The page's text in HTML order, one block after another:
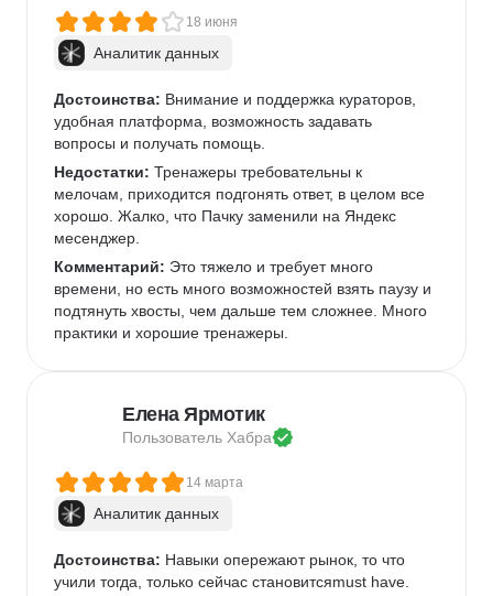
18 июня
Аналитик данных
Достоинства: Внимание и поддержка кураторов,
удобная платформа, возможность задавать
вопросы и получать помощь.
Недостатки: Тренажеры требовательны к
мелочам, приходится подгонять ответ, в целом все
хорошо. Жалко, что Пачку заменили на Яндекс
месенджер.
Комментарий: Это тяжело и требует много
времени, но есть много возможностей взять паузу и
подтянуть хвосты, чем дальше тем сложнее. Много
практики и хорошие тренажеры.
Елена Ярмотик
Пользователь Хабра
14 марта
Аналитик данных
Достоинства: Навыки опережают рынок, то что
учили тогда, только сейчас становитсяmust have.